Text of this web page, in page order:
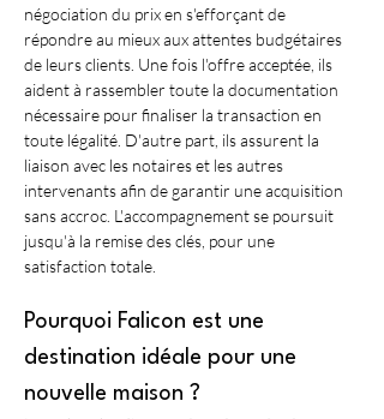
négociation du prix en s'efforçant de
répondre au mieux aux attentes budgétaires
de leurs clients. Une fois l'offre acceptée, ils
aident à rassembler toute la documentation
nécessaire pour finaliser la transaction en
toute légalité. D'autre part, ils assurent la
liaison avec les notaires et les autres
intervenants afin de garantir une acquisition
sans accroc. L'accompagnement se poursuit
jusqu'à la remise des clés, pour une
satisfaction totale.
Pourquoi Falicon est une
destination idéale pour une
nouvelle maison ?